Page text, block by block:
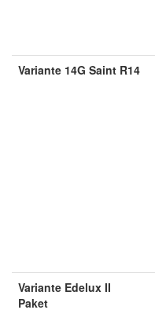
Variante 14G Saint R14
Variante Edelux II
Paket